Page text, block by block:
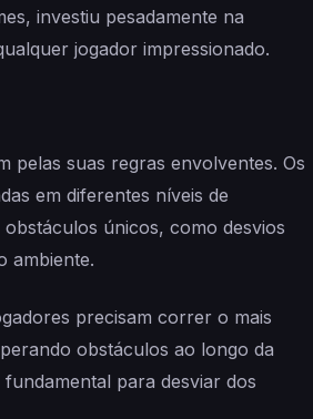
investiu pesadamente na
jogador impressionado.
pelas suas regras envolventes. Os
em diferentes níveis de
únicos, como desvios
ambiente.
precisam correr o mais
obstáculos ao longo da
para desviar dos